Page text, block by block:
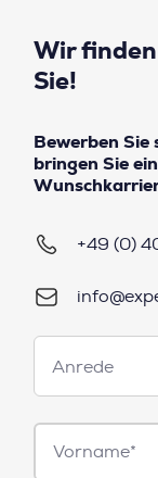
Wir finden
Sie!
Bewerben
bringen Sie
+49 (0)
Anrede
Anrede
Vorname*